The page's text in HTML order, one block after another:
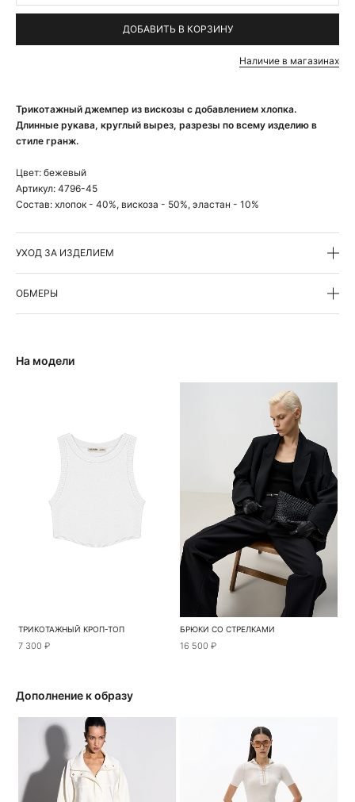
Трикотажный джемпер из вискозы с добавлением хлопка.
Длинные рукава, круглый вырез, разрезы по всему изделию в
стиле гранж.
Цвет: бежевый
Артикул: 4796-45
Состав: хлопок - 40%, вискоза - 50%, эластан - 10%
УХОД ЗА ИЗДЕЛИЕМ
ОБМЕРЫ
ДОБАВИТЬ В КОРЗИНУ
Наличие в магазинах
На модели
ТРИКОТАЖНЫЙ КРОП-ТОП
7 300 ₽
БРЮКИ СО СТРЕЛКАМИ
16 500 ₽
Дополнение к образу